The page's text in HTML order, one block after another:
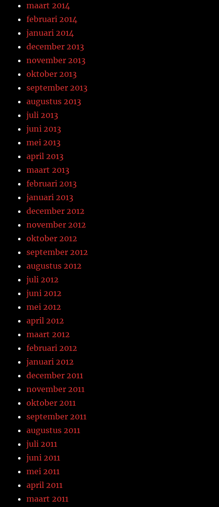
maart 2014
februari 2014
januari 2014
december 2013
november 2013
oktober 2013
september 2013
augustus 2013
juli 2013
juni 2013
mei 2013
april 2013
maart 2013
februari 2013
januari 2013
december 2012
november 2012
oktober 2012
september 2012
augustus 2012
juli 2012
juni 2012
mei 2012
april 2012
maart 2012
februari 2012
januari 2012
december 2011
november 2011
oktober 2011
september 2011
augustus 2011
juli 2011
juni 2011
mei 2011
april 2011
maart 2011